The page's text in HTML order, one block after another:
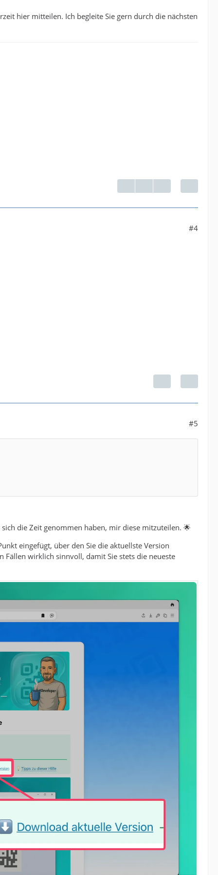
hier mitteilen. Ich begleite Sie gern durch die nächsten
#4
#5
die Zeit genommen haben, mir diese mitzuteilen. 🌟
eingefügt, über den Sie die aktuellste Version
wirklich sinnvoll, damit Sie stets die neueste